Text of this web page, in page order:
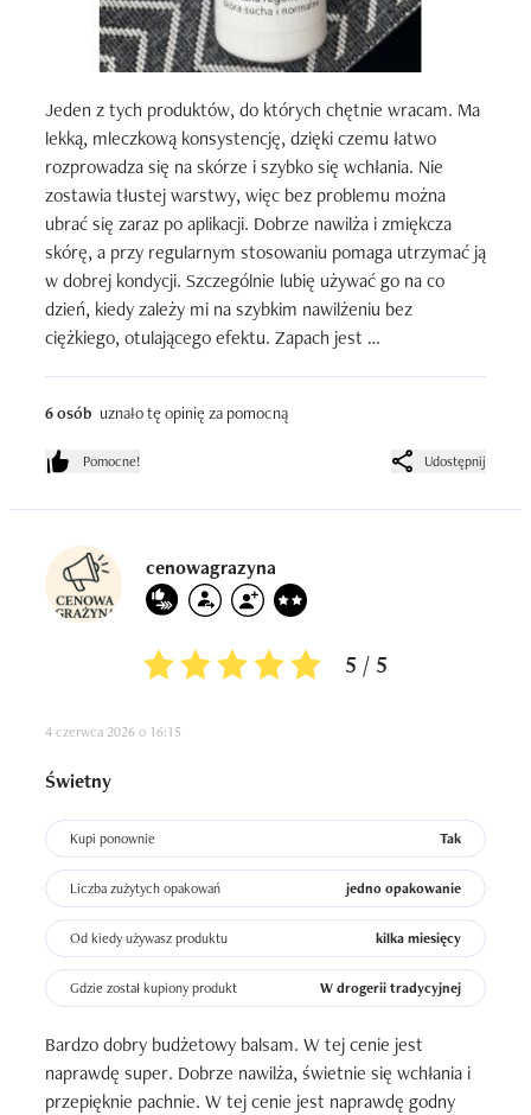
Jeden z tych produktów, do których chętnie wracam. Ma
lekką, mleczkową konsystencję, dzięki czemu łatwo
rozprowadza się na skórze i szybko się wchłania. Nie
zostawia tłustej warstwy, więc bez problemu można
ubrać się zaraz po aplikacji. Dobrze nawilża i zmiękcza
skórę, a przy regularnym stosowaniu pomaga utrzymać ją
w dobrej kondycji. Szczególnie lubię używać go na co
dzień, kiedy zależy mi na szybkim nawilżeniu bez
ciężkiego, otulającego efektu. Zapach jest
odżywczy balsam, jaki miałam, ale jako lekki produkt do
codziennej pielęgnacji sprawdza się naprawdę dobrze i ma
bardzo korzystny stosunek jakości do ceny.
6 osób uznało tę opinię za pomocną
Pomocne! Udostępnij
cenowagrazyna
5 / 5
4 czerwca 2026 o 16:15
Świetny
Kupi ponownie Tak
Liczba zużytych opakowań jedno opakowanie
Od kiedy używasz produktu kilka miesięcy
Gdzie został kupiony produkt W drogerii tradycyjnej
Bardzo dobry budżetowy balsam. W tej cenie jest
naprawdę super. Dobrze nawilża, świetnie się wchłania i
przepięknie pachnie. W tej cenie jest naprawdę godny